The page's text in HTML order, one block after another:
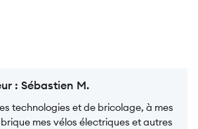
: Sébastien M.
technologies et de bricolage, à mes
mes vélos électriques et autres